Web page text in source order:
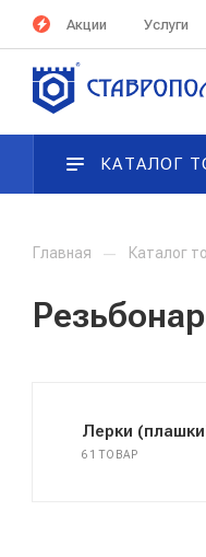
Акции Услуги
КАТАЛОГ
Главная — Каталог
Лерки
61 ТОВАР